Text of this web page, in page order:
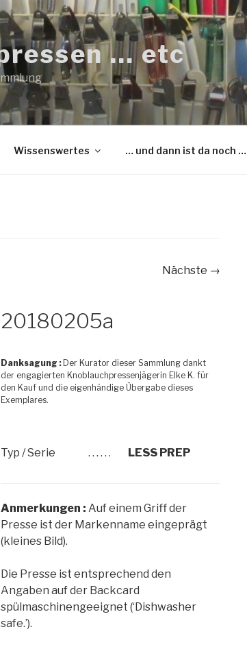
… etc
Wissenswertes … und dann ist da noch …
Nächste →
20180205a
Danksagung : Der Kurator dieser Sammlung dankt
der engagierten Knoblauchpressenjägerin Elke K. für
den Kauf und die eigenhändige Übergabe dieses
Exemplares.
Typ / Serie . . . . . . LESS PREP
Anmerkungen : Auf einem Griff der
Presse ist der Markenname eingeprägt
(kleines Bild).
Die Presse ist entsprechend den
Angaben auf der Backcard
spülmaschinengeeignet (‘Dishwasher
safe.’).